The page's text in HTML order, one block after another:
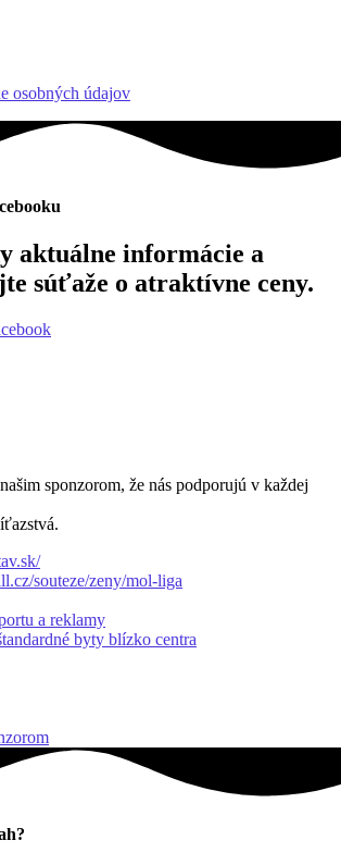
osobných údajov
aktuálne informácie a
súťaže o atraktívne ceny.
sponzorom, že nás podporujú v každej
souteze/zeny/mol-liga
a reklamy
byty blízko centra